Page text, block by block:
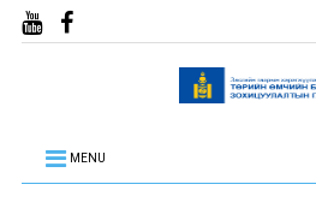
MENU